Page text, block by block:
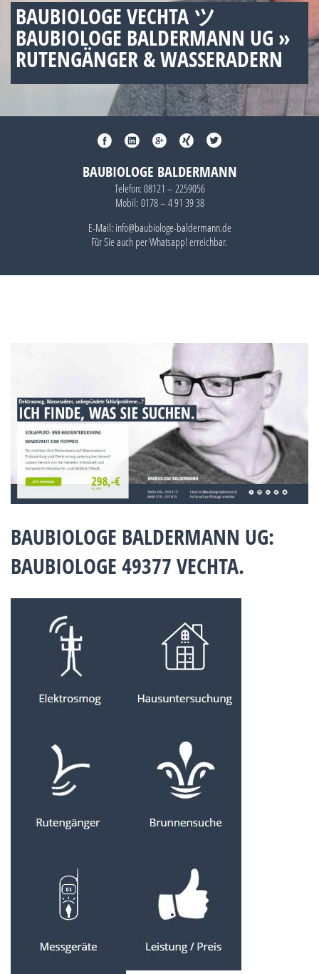
BAUBIOLOGE VECHTA ツ
BAUBIOLOGE BALDERMANN UG »
RUTENGÄNGER & WASSERADERN
BAUBIOLOGE BALDERMANN
Telefon: 08121 – 2259056
Mobil: 0178 – 4 91 39 38
E-Mail: info@baubiologe-baldermann.de
Für Sie auch perWhatsapp!erreichbar.
BAUBIOLOGE BALDERMANN UG:
BAUBIOLOGE 49377 VECHTA.